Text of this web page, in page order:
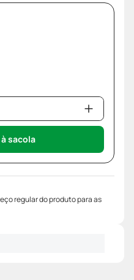
sacola
regular do produto para as